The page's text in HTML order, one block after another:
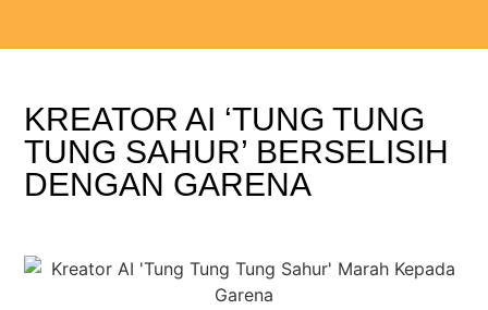
KREATOR AI ‘TUNG TUNG
TUNG SAHUR’ BERSELISIH
DENGAN GARENA